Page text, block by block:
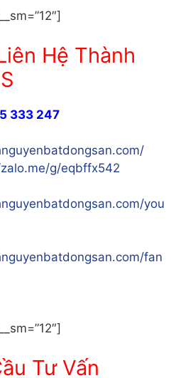
Hệ Thành
333 247
g/eqbffx542
you
fan
Tư Vấn